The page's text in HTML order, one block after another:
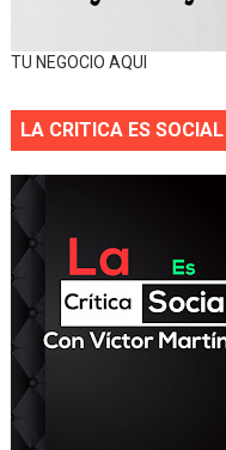
TU NEGOCIO AQUI
LA CRITICA ES